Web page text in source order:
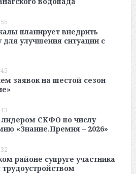
планирует внедрить
для улучшения ситуации с
заявок на шестой сезон
лидером СКФО по числу
«Знание.Премия – 2026»
районе супруге участника